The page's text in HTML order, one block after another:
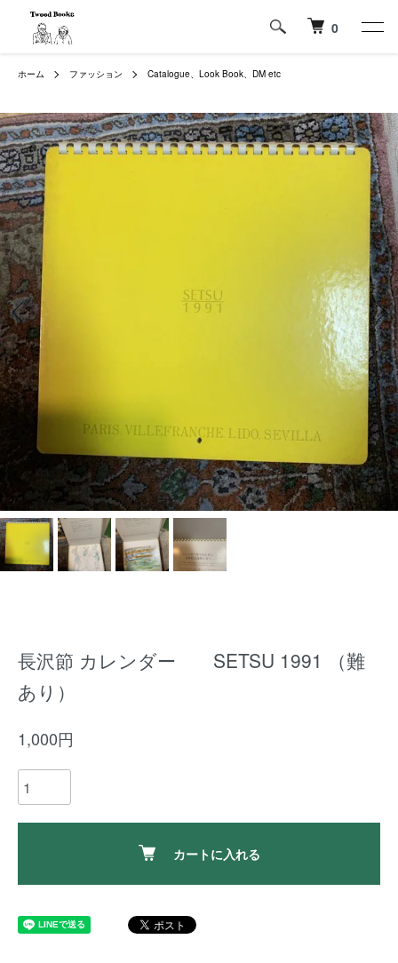
0
ホーム ファッション Catalogue、Look Book、DM etc
長沢節 カレンダー SETSU 1991 （難
あり）
1,000円
カートに入れる